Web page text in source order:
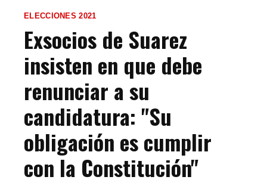
ELECCIONES 2021
Exsocios de Suarez
insisten en que debe
renunciar a su
candidatura: "Su
obligación es cumplir
con la Constitución"